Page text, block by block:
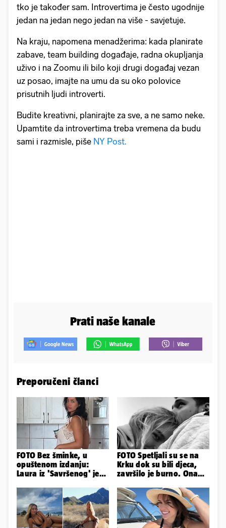
tko je također sam. Introvertima je često ugodnije
jedan na jedan nego jedan na više - savjetuje.
Na kraju, napomena menadžerima: kada planirate
zabave, team building događaje, radna okupljanja
uživo i na Zoomu ili bilo koji drugi događaj vezan
uz posao, imajte na umu da su oko polovice
prisutnih ljudi introverti.
Budite kreativni, planirajte za sve, a ne samo neke.
Upamtite da introvertima treba vremena da budu
sami i razmisle, piše NY Post.
Prati naše kanale
Preporučeni članci
FOTO Bez šminke, u
opuštenom izdanju:
Laura iz 'Savršenog' je
odmora
FOTO Spetljali su se na
Krku dok su bili djeca,
završilo je burno. Ona